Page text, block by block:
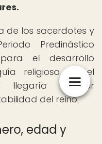
de los sacerdotes y
Predinástico
el desarrollo
religiosa en el
llegaría a ser
del reino.
edad y